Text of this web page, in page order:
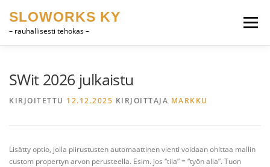
sisältöön
SLOWORKS KY
– rauhallisesti tehokas –
Valikko
SUOMI ENGLISH
SWit 2026 julkaistu
KIRJOITETTU 12.12.2025 KIRJOITTAJA MARKKU
Lisätty optio, jolla piirustusten automaattinen vienti voidaan ohittaa mallin
custom propertyn arvon perusteella. Esim. jos “tila” = “työn alla”. Tuon